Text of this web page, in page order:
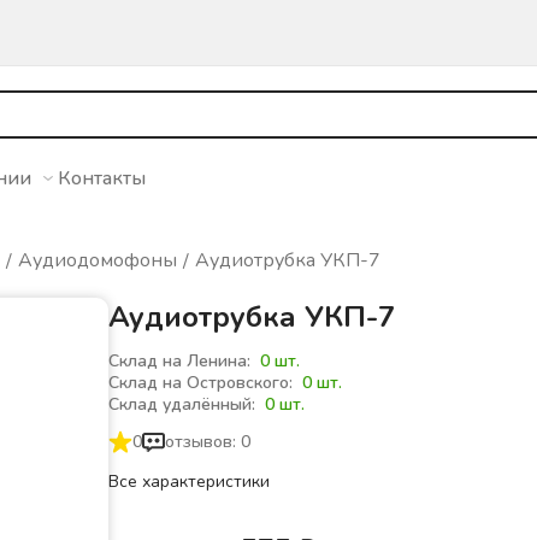
Контакты
Аудиодомофоны Аудиотрубка УКП-7
Аудиотрубка УКП-7
Склад на Ленина: 0 шт.
Склад на Островского: 0 шт.
Склад удалённый: 0 шт.
0
отзывов: 0
Все характеристики